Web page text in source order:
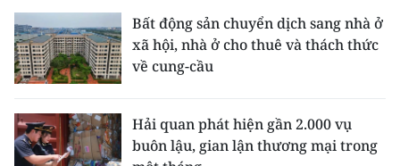
Bất động sản chuyển dịch sang nhà ở
xã hội, nhà ở cho thuê và thách thức
về cung-cầu
Hải quan phát hiện gần 2.000 vụ
buôn lậu, gian lận thương mại trong